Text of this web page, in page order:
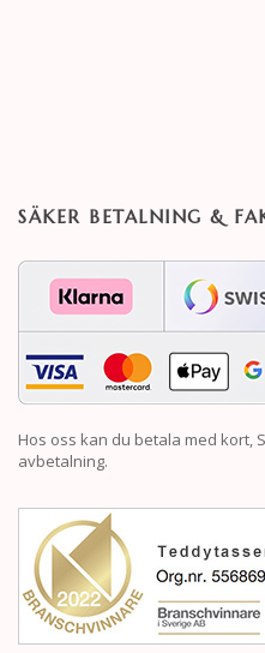
SÄKER BETALNING &
Hos oss kan du betala med kort,
avbetalning.